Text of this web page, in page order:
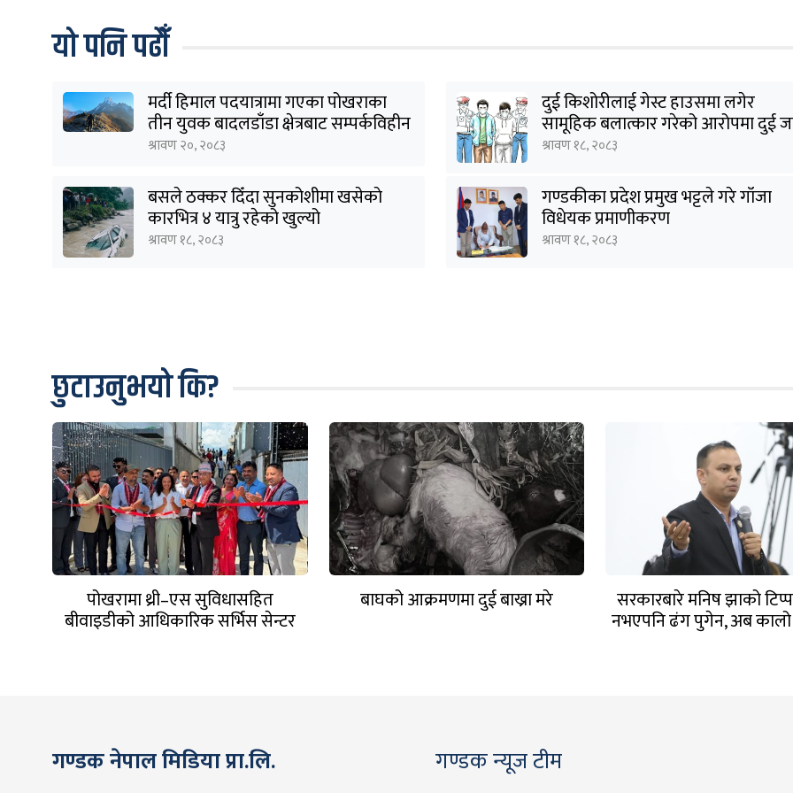
यो पनि पढौँ
मर्दी हिमाल पदयात्रामा गएका पोखराका
तीन युवक बादलडाँडा क्षेत्रबाट सम्पर्कविहीन
श्रावण २०, २०८३
दुई किशोरीलाई गेस्ट हाउसमा लगेर
सामूहिक बलात्कार गरेको आरोपमा दुई
पक्राउ
श्रावण १८, २०८३
बसले ठक्कर दिँदा सुनकोशीमा खसेकाे
कारभित्र ४ यात्रु रहेको खुल्यो
श्रावण १८, २०८३
गण्डकीका प्रदेश प्रमुख भट्टले गरे गाँजा
विधेयक प्रमाणीकरण
श्रावण १८, २०८३
छुटाउनुभयो कि?
पोखरामा थ्री–एस सुविधासहित
बीवाइडीको आधिकारिक सर्भिस सेन्टर
बाघको आक्रमणमा दुई बाख्रा मरे सरकारबारे मनिष झाको
नभएपनि ढंग पुगेन, अब कालो
गण्डक नेपाल मिडिया प्रा.लि. गण्डक न्यूज टीम